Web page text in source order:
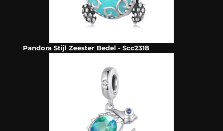
Pandora Stijl Zeester Bedel - Scc2318